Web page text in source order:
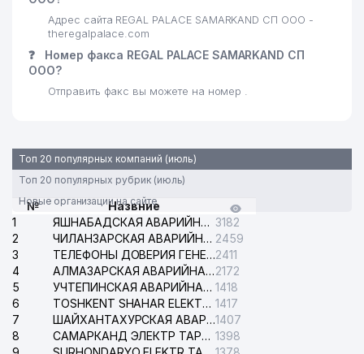
Адрес сайта REGAL PALACE SAMARKAND СП ООО -
theregalpalace.com
❓
Номер факса REGAL PALACE SAMARKAND СП
ООО?
Отправить факс вы можете на номер .
Топ 20 популярных компаний (июль)
Топ 20 популярных рубрик (июль)
Новые организации на сайте
№
Назвние
1
ЯШНАБАДСКАЯ АВАРИЙНАЯ СЛУЖБА ЭЛЕКТРОСЕТИ 3182
2
ЧИЛАНЗАРСКАЯ АВАРИЙНАЯ СЛУЖБА ЭЛЕКТРОСЕТИ 2459
3
ТЕЛЕФОНЫ ДОВЕРИЯ ГЕНЕРАЛЬНОЙ ПРОКУРАТУРЫ РЕСПУБЛИКИ УЗБЕКИСТАН2411
4
АЛМАЗАРСКАЯ АВАРИЙНАЯ СЛУЖБА ЭЛЕКТРОСЕТИ2172
5
УЧТЕПИНСКАЯ АВАРИЙНАЯ СЛУЖБА ЭЛЕКТРОСЕТИ 1418
6
TOSHKENT SHAHAR ELEKTR TARMOQLARI KORXONASI АО 1417
7
ШАЙХАНТАХУРСКАЯ АВАРИЙНАЯ СЛУЖБА ЭЛЕКТРОСЕТИ1407
8
САМАРКАНД ЭЛЕКТР ТАРМОКЛАРИ АО 1398